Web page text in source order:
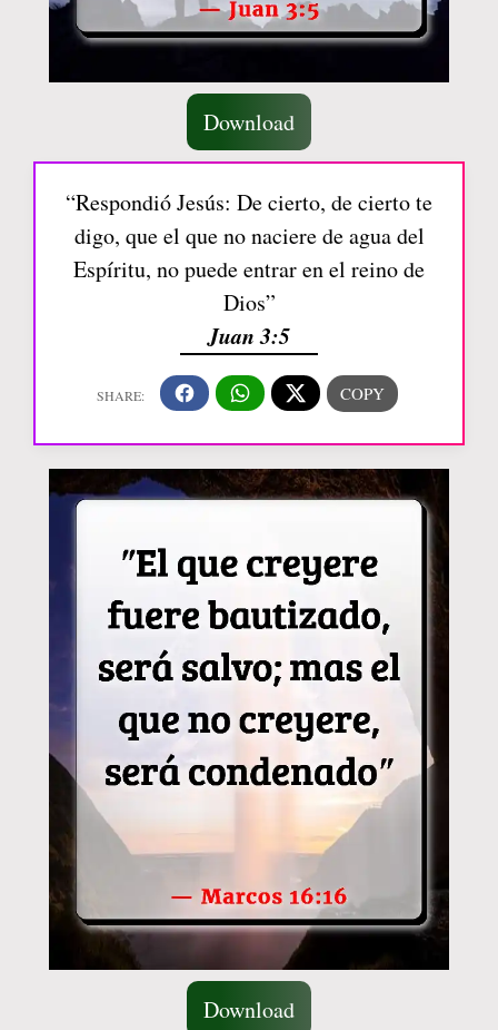
Download
“Respondió Jesús: De cierto, de cierto te
digo, que el que no naciere de agua del
Espíritu, no puede entrar en el reino de
Dios”
Juan 3:5
Download